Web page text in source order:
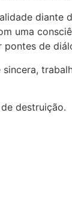
uma
de
destruição.